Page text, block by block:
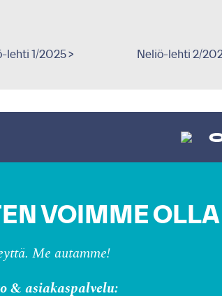
lehti 1/2025 > Neliö-lehti 2/
VOIMME
Me autamme!
& asiakaspalvelu: